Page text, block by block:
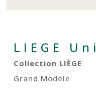
LIEGE Uni
Collection LIÈGE
Grand Modèle